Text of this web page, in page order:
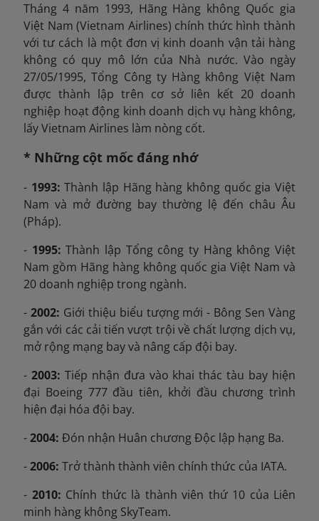
Tháng 4 năm 1993, Hãng Hàng không Quốc gia
Việt Nam (Vietnam Airlines) chính thức hình thành
với tư cách là một đơn vị kinh doanh vận tải hàng
không có quy mô lớn của Nhà nước. Vào ngày
27/05/1995, Tổng Công ty Hàng không Việt Nam
được thành lập trên cơ sở liên kết 20 doanh
nghiệp hoạt động kinh doanh dịch vụ hàng không,
lấy Vietnam Airlines làm nòng cốt.
* Những cột mốc đáng nhớ
- 1993: Thành lập Hãng hàng không quốc gia Việt
Nam và mở đường bay thường lệ đến châu Âu
(Pháp).
- 1995: Thành lập Tổng công ty Hàng không Việt
Nam gồm Hãng hàng không quốc gia Việt Nam và
20 doanh nghiệp trong ngành.
- 2002: Giới thiệu biểu tượng mới - Bông Sen Vàng
gắn với các cải tiến vượt trội về chất lượng dịch vụ,
mở rộng mạng bay và nâng cấp đội bay.
- 2003: Tiếp nhận đưa vào khai thác tàu bay hiện
đại Boeing 777 đầu tiên, khởi đầu chương trình
hiện đại hóa đội bay.
-2004: Đón nhận Huân chương Độc lập hạng Ba.
-2006: Trở thành thành viên chính thức của IATA.
- 2010: Chính thức là thành viên thứ 10 của Liên
minh hàng không SkyTeam.